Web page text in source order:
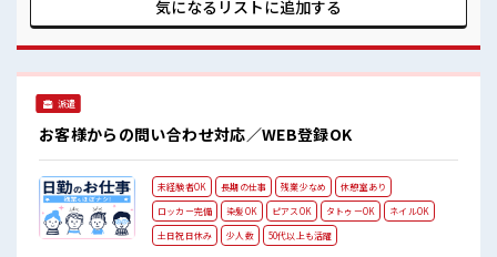
≪髪色自由で自分らしく働く≫ 明るすぎたり奇抜でなければ
で、 毎日の服装の悩み解消♪ ≪自分に向いている仕事が探せ
る≫ 困った事などがあれば、 担当がしっかりサポートしま
も充実しそう♪ お休みは土日祝日なので友人や家族との予定
も合わせやすい♪
気になるリストに追加する
派遣
お客様からの問い合わせ対応／WEB登録OK
未経験者OK 長期の仕事 残業少なめ
休憩室あり
ロッカー完備
染髪OK ピアスOK タトゥーOK
ネイルOK
土日祝日休み
少人数 50代以上も活躍